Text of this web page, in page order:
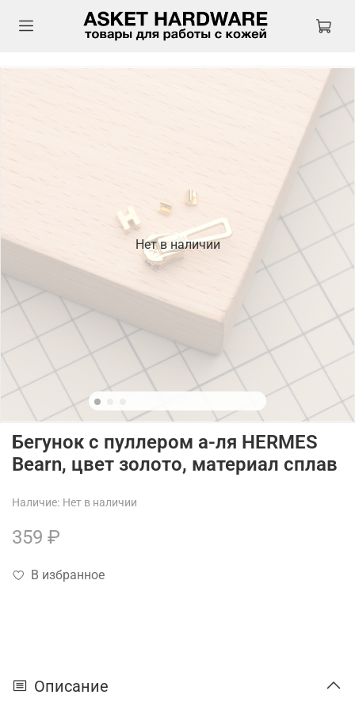
Нет в наличии
Наличие: Нет в наличии
Бегунок с пуллером а-ля HERMES
Bearn, цвет золото, материал сплав
359 ₽
В избранное
Описание